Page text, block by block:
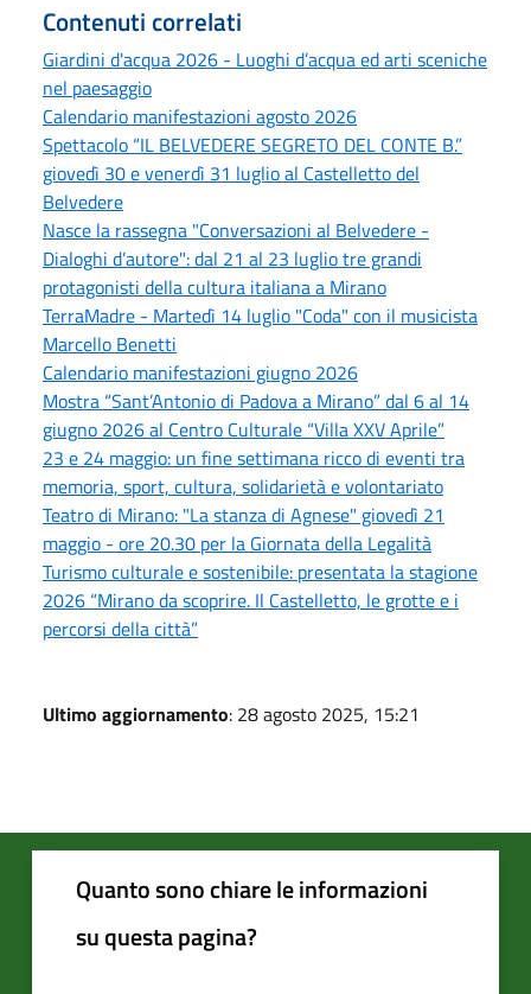
Contenuti correlati
Giardini d'acqua 2026 - Luoghi d’acqua ed arti sceniche
nel paesaggio
Calendario manifestazioni agosto 2026
Spettacolo “IL BELVEDERE SEGRETO DEL CONTE B.”
giovedì 30 e venerdì 31 luglio al Castelletto del
Belvedere
Nasce la rassegna "Conversazioni al Belvedere -
Dialoghi d’autore": dal 21 al 23 luglio tre grandi
protagonisti della cultura italiana a Mirano
TerraMadre - Martedì 14 luglio "Coda" con il musicista
Marcello Benetti
Calendario manifestazioni giugno 2026
Mostra “Sant’Antonio di Padova a Mirano” dal 6 al 14
giugno 2026 al Centro Culturale “Villa XXV Aprile”
23 e 24 maggio: un fine settimana ricco di eventi tra
memoria, sport, cultura, solidarietà e volontariato
Teatro di Mirano: "La stanza di Agnese" giovedì 21
maggio - ore 20.30 per la Giornata della Legalità
Turismo culturale e sostenibile: presentata la stagione
2026 “Mirano da scoprire. Il Castelletto, le grotte e i
percorsi della città”
Ultimo aggiornamento: 28 agosto 2025, 15:21
Quanto sono chiare le informazioni
su questa pagina?